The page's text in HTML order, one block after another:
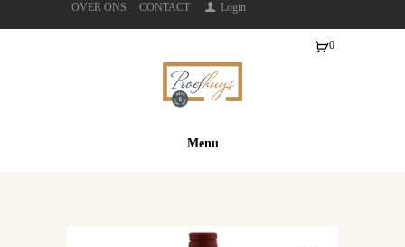
OVER ONS CONTACT Login
Menu
0